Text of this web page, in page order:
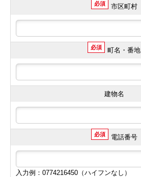
必須 市区町村
必須 町名・番地
建物名
必須 電話番号
入力例：0774216450（ハイフンなし）